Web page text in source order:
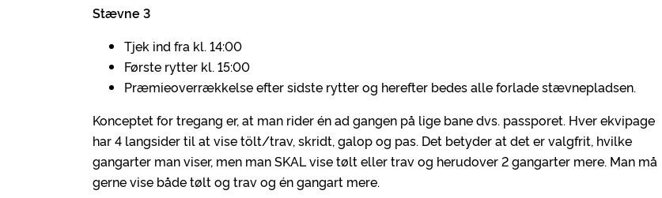
Stævne 3
Tjek ind fra kl. 14:00
Første rytter kl. 15:00
Præmieoverrækkelse efter sidste rytter og herefter bedes alle forlade stævnepladsen.
Konceptet for tregang er, at man rider én ad gangen på lige bane dvs. passporet. Hver ekvipage
har 4 langsider til at vise tölt/trav, skridt, galop og pas. Det betyder at det er valgfrit, hvilke
gangarter man viser, men man SKAL vise tølt eller trav og herudover 2 gangarter mere. Man må
gerne vise både tølt og trav og én gangart mere.